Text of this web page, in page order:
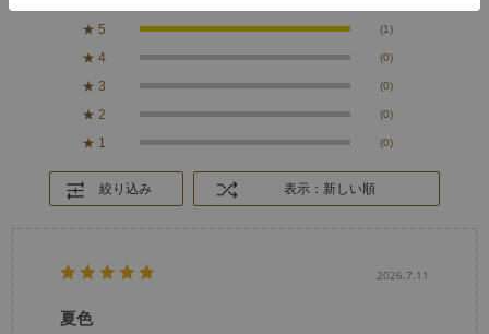
★ 5 (1)
★ 4 (0)
★ 3 (0)
★ 2 (0)
★ 1 (0)
絞り込み 表示：新しい順
2026.7.11
夏色